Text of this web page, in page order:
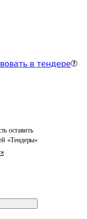
в тендере
оставить
«Тендеры»